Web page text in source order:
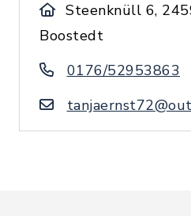
Steenknüll 6,
Boostedt
0176/52953863